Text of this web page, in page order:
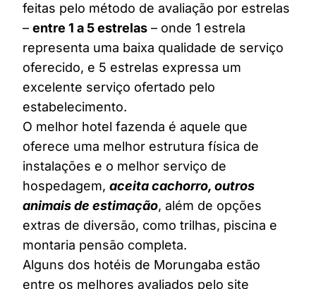
feitas pelo método de avaliação por estrelas
– entre 1 a 5 estrelas – onde 1 estrela
representa uma baixa qualidade de serviço
oferecido, e 5 estrelas expressa um
excelente serviço ofertado pelo
estabelecimento.
O melhor hotel fazenda é aquele que
oferece uma melhor estrutura física de
instalações e o melhor serviço de
hospedagem, aceita cachorro, outros
animais de estimação, além de opções
extras de diversão, como trilhas, piscina e
montaria pensão completa.
Alguns dos hotéis de Morungaba estão
entre os melhores avaliados pelo site